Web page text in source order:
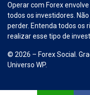
Operar com Forex
todos os investidores.
perder. Entenda todos os
realizar esse tipo de
© 2026 – Forex Social.
Universo WP.